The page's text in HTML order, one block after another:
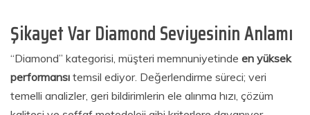
Şikayet Var Diamond Seviyesinin Anlamı
“Diamond” kategorisi, müşteri memnuniyetinde en yüksek
performansı temsil ediyor. Değerlendirme süreci; veri
temelli analizler, geri bildirimlerin ele alınma hızı, çözüm